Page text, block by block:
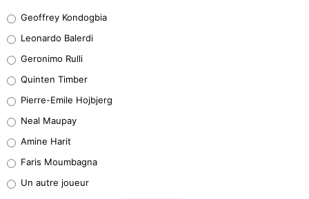
38%
32%
5%
1%
9%
Geoffrey Kondogbia
Leonardo Balerdi
Geronimo Rulli
Quinten Timber
Pierre-Emile Hojbjerg
Neal Maupay
Amine Harit
Faris Moumbagna
Un autre joueur